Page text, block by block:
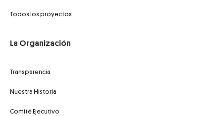
Todos los proyectos
La Organización
Transparencia
Nuestra Historia
Comité Ejecutivo